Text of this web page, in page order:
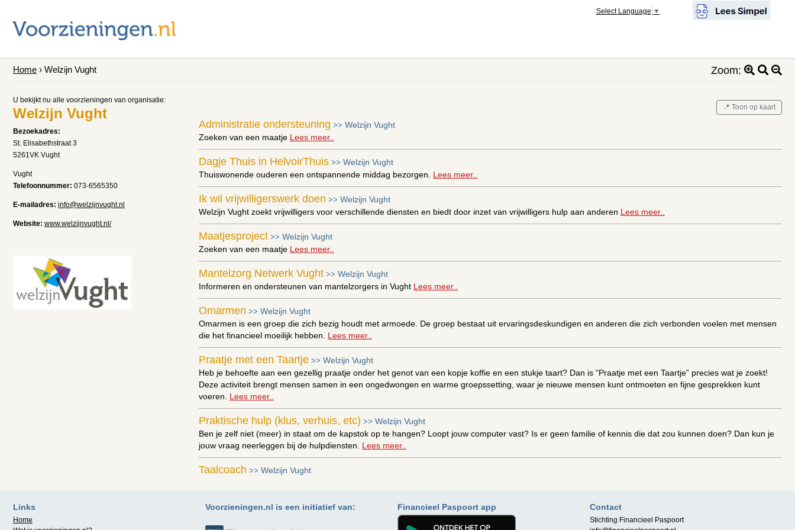
Select Language ▼
Home › Welzijn Vught Zoom:
U bekijkt nu alle voorzieningen van organisatie:
Welzijn Vught
Bezoekadres:
St. Elisabethstraat 3
5261VK Vught
Vught
Telefoonnummer: 073-6565350
E-mailadres: info@welzijnvught.nl
Website: www.welzijnvught.nl/
📍 Toon op kaart
Administratie ondersteuning >> Welzijn Vught
Zoeken van een maatje Lees meer..
Dagje Thuis in HelvoirThuis >> Welzijn Vught
Thuiswonende ouderen een ontspannende middag bezorgen. Lees meer..
Ik wil vrijwilligerswerk doen >> Welzijn Vught
Welzijn Vught zoekt vrijwilligers voor verschillende diensten en biedt door inzet van vrijwilligers hulp aan anderen Lees meer..
Maatjesproject >> Welzijn Vught
Zoeken van een maatje Lees meer..
Mantelzorg Netwerk Vught >> Welzijn Vught
Informeren en ondersteunen van mantelzorgers in Vught Lees meer..
Omarmen >> Welzijn Vught
Omarmen is een groep die zich bezig houdt met armoede. De groep bestaat uit ervaringsdeskundigen en anderen die zich verbonden voelen met mensen
die het financieel moeilijk hebben. Lees meer..
Praatje met een Taartje >> Welzijn Vught
Heb je behoefte aan een gezellig praatje onder het genot van een kopje koffie en een stukje taart? Dan is “Praatje met een Taartje” precies wat je zoekt!
Deze activiteit brengt mensen samen in een ongedwongen en warme groepssetting, waar je nieuwe mensen kunt ontmoeten en fijne gesprekken kunt
voeren. Lees meer..
Praktische hulp (klus, verhuis, etc) >> Welzijn Vught
Ben je zelf niet (meer) in staat om de kapstok op te hangen? Loopt jouw computer vast? Is er geen familie of kennis die dat zou kunnen doen? Dan kun je
jouw vraag neerleggen bij de hulpdiensten. Lees meer..
Taalcoach >> Welzijn Vught
Telefooncirkel>>Welzijn Vught
De telefooncirkel Vught is er voor iedereen die op zoek is naar dagelijks telefonisch contact.
Links
Home
Voorzieningen.nl is een initiatief van: Financieel Paspoort app Contact
Stichting Financieel Paspoort